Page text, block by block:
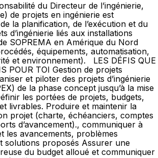
du Directeur de l’ingénierie,
de projets en ingénierie est
la planification, de l’exécution et du
d’ingénierie liés aux installations
SOPREMA en Amérique du Nord
équipements, automatisation,
et environnement). LES DÉFIS QUE
POUR TOI Gestion de projets
et piloter des projets d’ingénierie
de la phase concept jusqu’à la mise
les portées de projets, budgets,
livrables. Produire et maintenir la
projet (charte, échéanciers, comptes
d’avancement)., communiquer à
les avancements, problèmes
solutions proposés Assurer une
du budget alloué et communiquer